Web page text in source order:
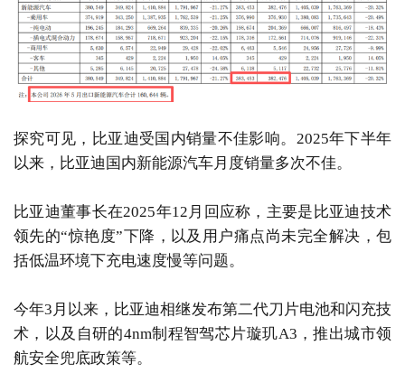
探究可见，比亚迪受国内销量不佳影响。2025年下半年
以来，比亚迪国内新能源汽车月度销量多次不佳。
比亚迪董事长在2025年12月回应称，主要是比亚迪技术
领先的“惊艳度”下降，以及用户痛点尚未完全解决，包
括低温环境下充电速度慢等问题。
今年3月以来，比亚迪相继发布第二代刀片电池和闪充技
术，以及自研的4nm制程智驾芯片璇玑A3，推出城市领
航安全兜底政策等。